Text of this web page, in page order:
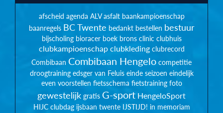
afscheid agenda ALV asfalt baankampioenschap
baanregels BC Twente bedankt bestellen bestuur
bijscholing bioracer boek brons clinic clubhuis
clubkampioenschapclubkleding clubrecord
Combibaan Combibaan Hengelo competitie
droogtraining edsger van Feluis einde seizoen eindelijk
even voorstellen fietsschema fietstraining foto
gewestelijk gratis G-sport HengeloSport
HIJC clubdag ijsbaan twente IJSTIJD! in memoriam